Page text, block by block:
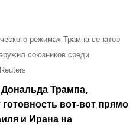
режима» Трампа сенатор
союзников среди
Трампа,
вот-вот прямо
и Ирана на